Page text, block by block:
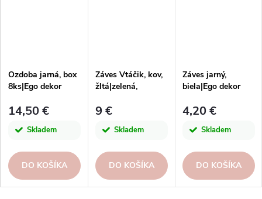
Ozdoba jarná, box
8ks|Ego dekor
14,50 €
Skladem
DO KOŠÍKA
Záves Vtáčik, kov,
žltá|zelená,
9 €
Skladem
DO KOŠÍKA
Záves jarný,
biela|Ego dekor
4,20 €
Skladem
DO KOŠÍKA